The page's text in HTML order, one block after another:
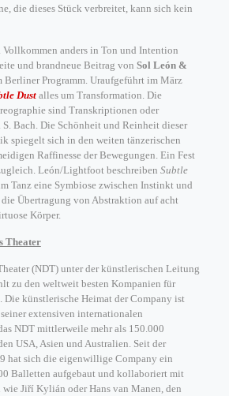
die dieses Stück verbreitet, kann sich kein
Vollkommen anders in Ton und Intention
und brandneue Beitrag von Sol León &
Berliner Programm. Uraufgeführt im März
Dustalles um Transformation. Die
sind Transkriptionen oder
Bach. Die Schönheit und Reinheit dieser
spiegelt sich in den weiten tänzerischen
Raffinesse der Bewegungen. Ein Fest
León/Lightfoot beschreiben Subtle
Tanz eine Symbiose zwischen Instinkt und
Übertragung von Abstraktion auf acht
Körper.
Theater
(NDT) unter der künstlerischen Leitung
zu den weltweit besten Kompanien für
Die künstlerische Heimat der Company ist
extensiven internationalen
NDT mittlerweile mehr als 150.000
USA, Asien und Australien. Seit der
hat sich die eigenwillige Company ein
Balletten aufgebaut und kollaboriert mit
Jiří Kylián oder Hans van Manen, den